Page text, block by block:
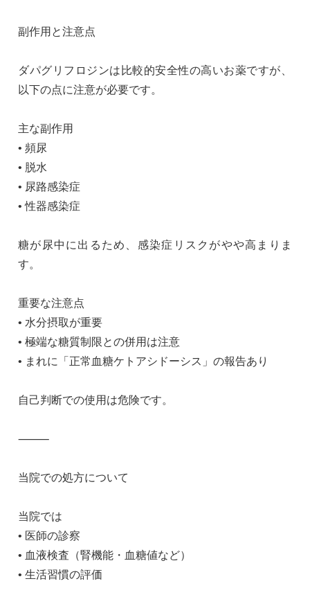
副作用と注意点
ダパグリフロジンは比較的安全性の高いお薬ですが、
以下の点に注意が必要です。
主な副作用
• 頻尿
• 脱水
• 尿路感染症
• 性器感染症
糖が尿中に出るため、感染症リスクがやや高まりま
す。
重要な注意点
• 水分摂取が重要
• 極端な糖質制限との併用は注意
• まれに「正常血糖ケトアシドーシス」の報告あり
自己判断での使用は危険です。
⸻
当院での処方について
当院では
• 医師の診察
• 血液検査（腎機能・血糖値など）
• 生活習慣の評価